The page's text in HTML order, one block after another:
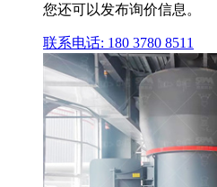
您还可以发布询价信息。
联系电话: 180 3780 8511